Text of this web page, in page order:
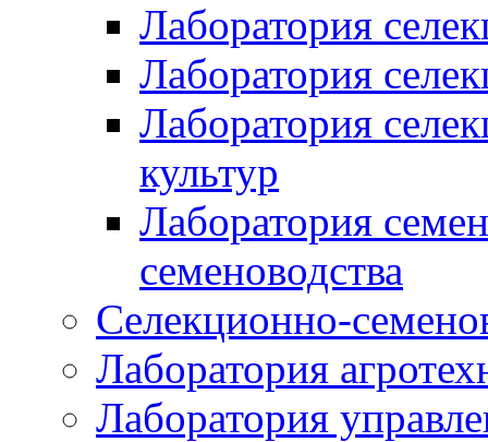
Лаборатория
Лаборатория
Лаборатория
культур
Лаборатория
семеноводства
Селекционно-
Лаборатория
Лаборатория